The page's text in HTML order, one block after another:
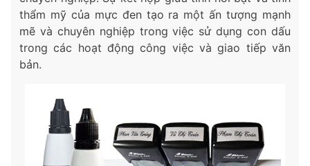
thẩm mỹ của mực đen tạo ra một ấn tượng mạnh
mẽ và chuyên nghiệp trong việc sử dụng con dấu
trong các hoạt động công việc và giao tiếp văn
bản.